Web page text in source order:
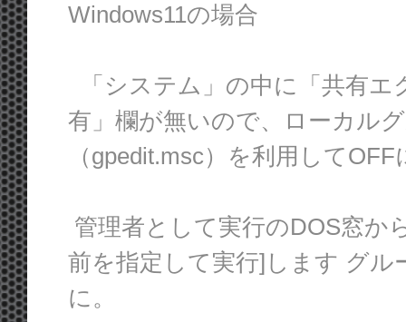
Windows11の場合
「システム」の中に「共有
有」欄が無いので、ローカル
（gpedit.msc）を利用して
管理者として実行のDOS窓か
前を指定して実行]します グ
に。